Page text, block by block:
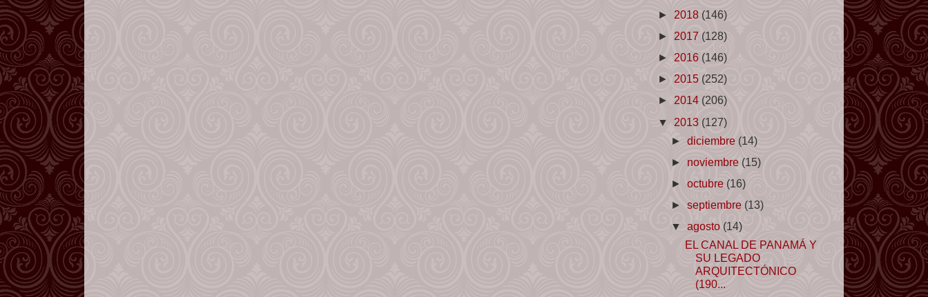
► 2018 (146)
► 2017 (128)
► 2016 (146)
► 2015 (252)
► 2014 (206)
▼ 2013 (127)
►diciembre (14)
► noviembre (15)
►octubre (16)
►septiembre (13)
▼agosto (14)
EL CANAL DE PANAMÁ Y
SU LEGADO
ARQUITECTÓNICO
(190...